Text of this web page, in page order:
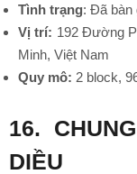
Tình trạng: Đã bàn
Vị trí: 192 Đường
Minh, Việt Nam
Quy mô: 2 block,
16.
DIỀU